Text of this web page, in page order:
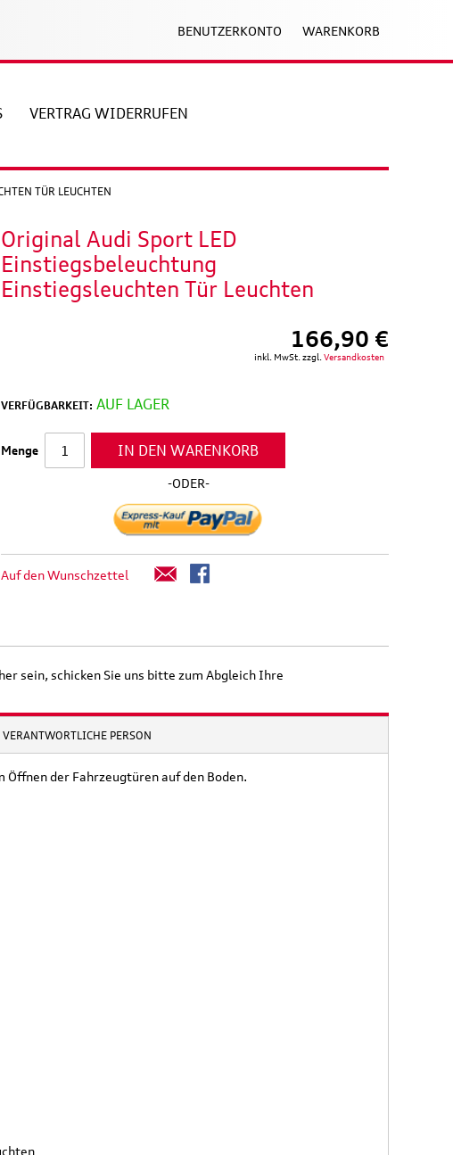
BENUTZERKONTO WARENKORB
VERTRAG WIDERRUFEN
TÜR LEUCHTEN
Original Audi Sport LED
Einstiegsbeleuchtung
Einstiegsleuchten Tür Leuchten
166,90 €
inkl. MwSt. zzgl. Versandkosten
VERFÜGBARKEIT: AUF LAGER
Menge IN DEN WARENKORB
-ODER-
Auf den Wunschzettel
sein, schicken Sie uns bitte zum Abgleich Ihre
PERSON
der Fahrzeugtüren auf den Boden.